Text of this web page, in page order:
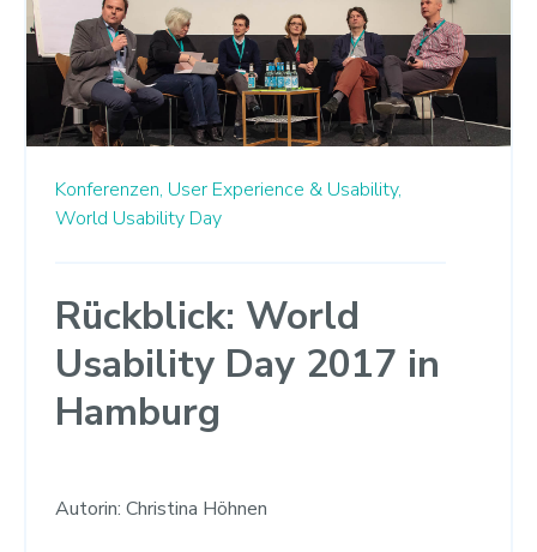
Konferenzen, User Experience & Usability,
World Usability Day
Rückblick: World
Usability Day 2017 in
Hamburg
Autorin: Christina Höhnen